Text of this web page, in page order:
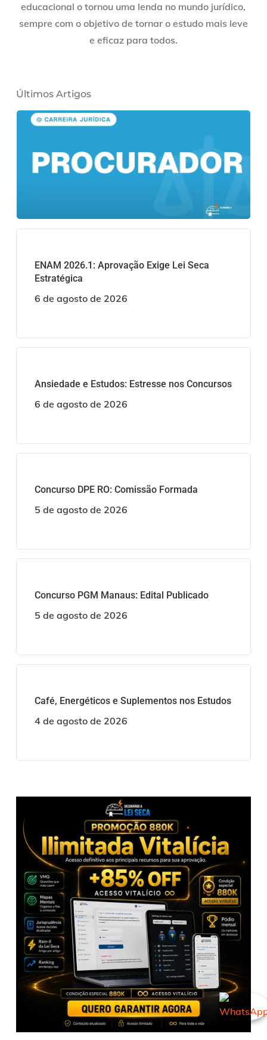
educacional o tornou uma lenda no mundo jurídico,
sempre com o objetivo de tornar o estudo mais leve
e eficaz para todos.
Últimos Artigos
ENAM 2026.1: Aprovação Exige Lei Seca
Estratégica
6 de agosto de 2026
Ansiedade e Estudos: Estresse nos Concursos
6 de agosto de 2026
Concurso DPE RO: Comissão Formada
5 de agosto de 2026
Concurso PGM Manaus: Edital Publicado
5 de agosto de 2026
Café, Energéticos e Suplementos nos Estudos
4 de agosto de 2026